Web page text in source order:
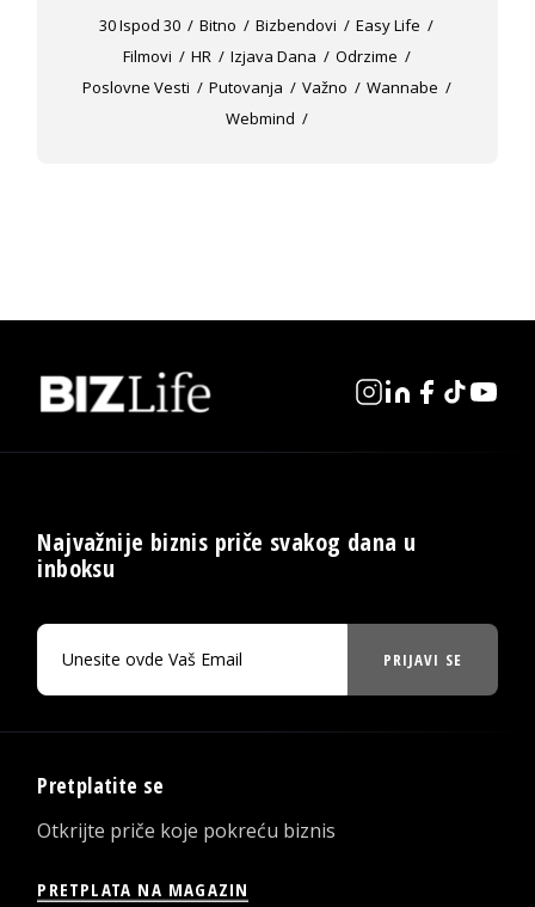
30 Ispod 30 Bitno Bizbendovi
Easy Life
Filmovi
HR Izjava Dana
Odrzime
Poslovne Vesti
Putovanja Važno
Wannabe
Webmind
Najvažnije biznis priče svakog dana u
inboksu
PRIJAVI SE
Pretplatite se
Otkrijte priče koje pokreću biznis
PRETPLATA NA MAGAZIN